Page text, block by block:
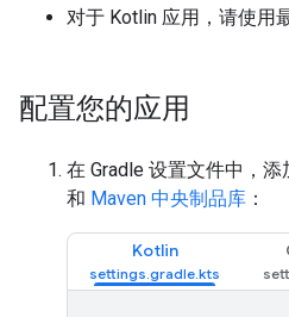
对于 Kotlin 应用，请使用
配置您的应用
在 Gradle 设置文件中，添
和 Maven 中央制品库 ：
Kotlin